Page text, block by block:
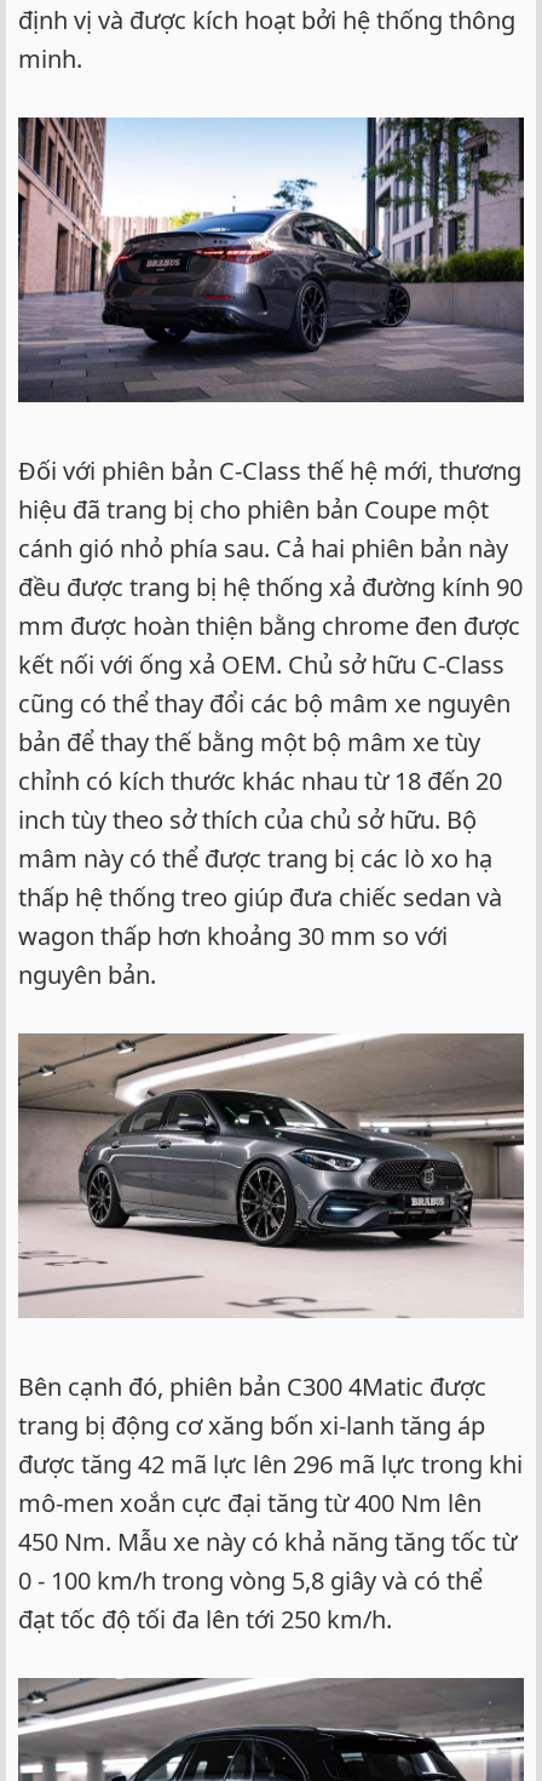
định vị và được kích hoạt bởi hệ thống thông
minh.
Đối với phiên bản C-Class thế hệ mới, thương
hiệu đã trang bị cho phiên bản Coupe một
cánh gió nhỏ phía sau. Cả hai phiên bản này
đều được trang bị hệ thống xả đường kính 90
mm được hoàn thiện bằng chrome đen được
kết nối với ống xả OEM. Chủ sở hữu C-Class
cũng có thể thay đổi các bộ mâm xe nguyên
bản để thay thế bằng một bộ mâm xe tùy
chỉnh có kích thước khác nhau từ 18 đến 20
inch tùy theo sở thích của chủ sở hữu. Bộ
mâm này có thể được trang bị các lò xo hạ
thấp hệ thống treo giúp đưa chiếc sedan và
wagon thấp hơn khoảng 30 mm so với
nguyên bản.
Bên cạnh đó, phiên bản C300 4Matic được
trang bị động cơ xăng bốn xi-lanh tăng áp
được tăng 42 mã lực lên 296 mã lực trong khi
mô-men xoắn cực đại tăng từ 400 Nm lên
450 Nm. Mẫu xe này có khả năng tăng tốc từ
0 - 100 km/h trong vòng 5,8 giây và có thể
đạt tốc độ tối đa lên tới 250 km/h.